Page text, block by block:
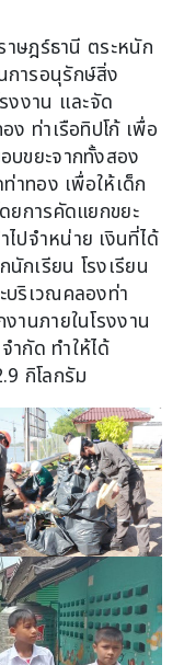
ษฎร์ธานี ตระหนัก
การอนุรักษ์สิ่ง
งงาน และจัด
ง ท่าเรือทิปโก้ เพื่อ
บขยะจากทั้งสอง
าทอง เพื่อให้เด็ก
ยการคัดแยกขยะ
ปจำหน่าย เงินที่ได้
กเรียน โรงเรียน
บริเวณคลองท่า
านภายในโรงงาน
ำกัด ทำให้ได้
กิโลกรัม